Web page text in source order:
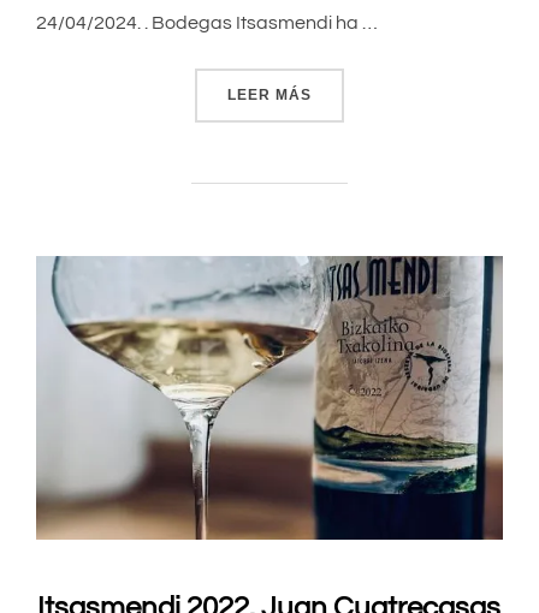
24/04/2024. . Bodegas Itsasmendi ha …
LEER MÁS